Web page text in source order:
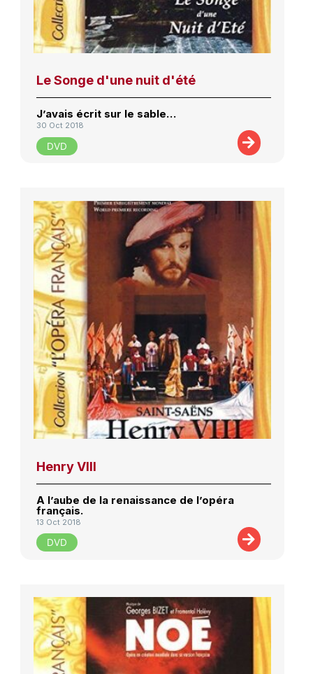
Le Songe d'une nuit d'été
J’avais écrit sur le sable…
30 Oct 2018
DVD
Henry VIII
A l’aube de la renaissance de l’opéra
français.
13 Oct 2018
DVD